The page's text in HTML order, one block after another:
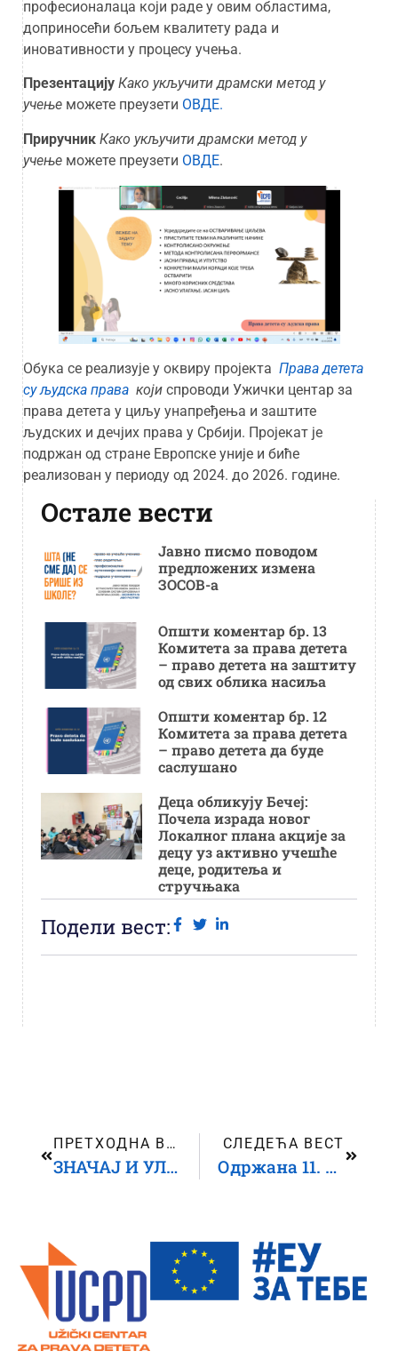
професионалаца који раде у овим областима,
доприносећи бољем квалитету рада и
иновативности у процесу учења.
Презентацију Како укључити драмски метод у
учење можете преузети ОВДЕ.
Приручник Како укључити драмски метод у
учење можете преузети ОВДЕ.
Обука се реализује у оквиру пројекта Права детета
су људска права који спроводи Ужички центар за
права детета у циљу унапређења и заштите
људских и дечјих права у Србији. Пројекат је
подржан од стране Европске уније и биће
реализован у периоду од 2024. до 2026. године.
Остале вести
Јавно писмо поводом
предложених измена
ЗОСОВ-а
Општи коментар бр. 13
Комитета за права детета
– право детета на заштиту
од свих облика насиља
Општи коментар бр. 12
Комитета за права детета
– право детета да буде
саслушано
Деца обликују Бечеј:
Почела израда новог
Локалног плана акције за
децу уз активно учешће
деце, родитеља и
стручњака
Подели вест:
ПРЕТХОДНА ВЕСТ
ЗНАЧАЈ И УЛОГА ДЕФЕКТОЛОГА У ИНКЛУЗИВНОМ ОБРАЗОВАЊУ (СПЕЦИЈАЛНИ ЕДУКАТОР / ПЕДАГОШКИ АСИСТЕНТ ЗА УЧЕНИКЕ СА СУР)
СЛЕДЕЋА ВЕСТ
Одржана 11. Скупштина МОДС-а